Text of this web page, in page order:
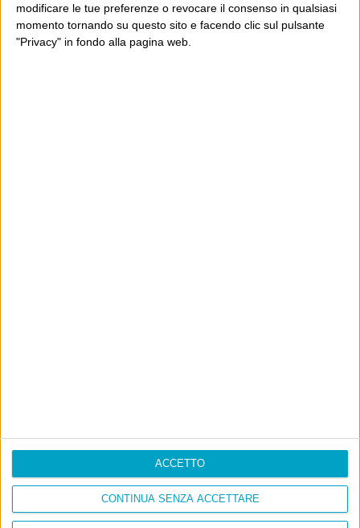
modificare le tue preferenze o revocare il consenso in qualsiasi
momento tornando su questo sito e facendo clic sul pulsante
"Privacy" in fondo alla pagina web.
CONTINUA SENZA ACCETTARE
ACCETTO